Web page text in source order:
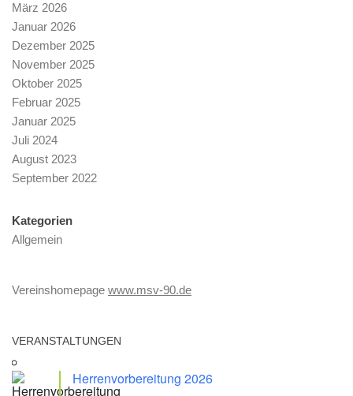
März 2026
Januar 2026
Dezember 2025
November 2025
Oktober 2025
Februar 2025
Januar 2025
Juli 2024
August 2023
September 2022
Kategorien
Allgemein
Vereinshomepage www.msv-90.de
VERANSTALTUNGEN
Herrenvorbereitung 2026